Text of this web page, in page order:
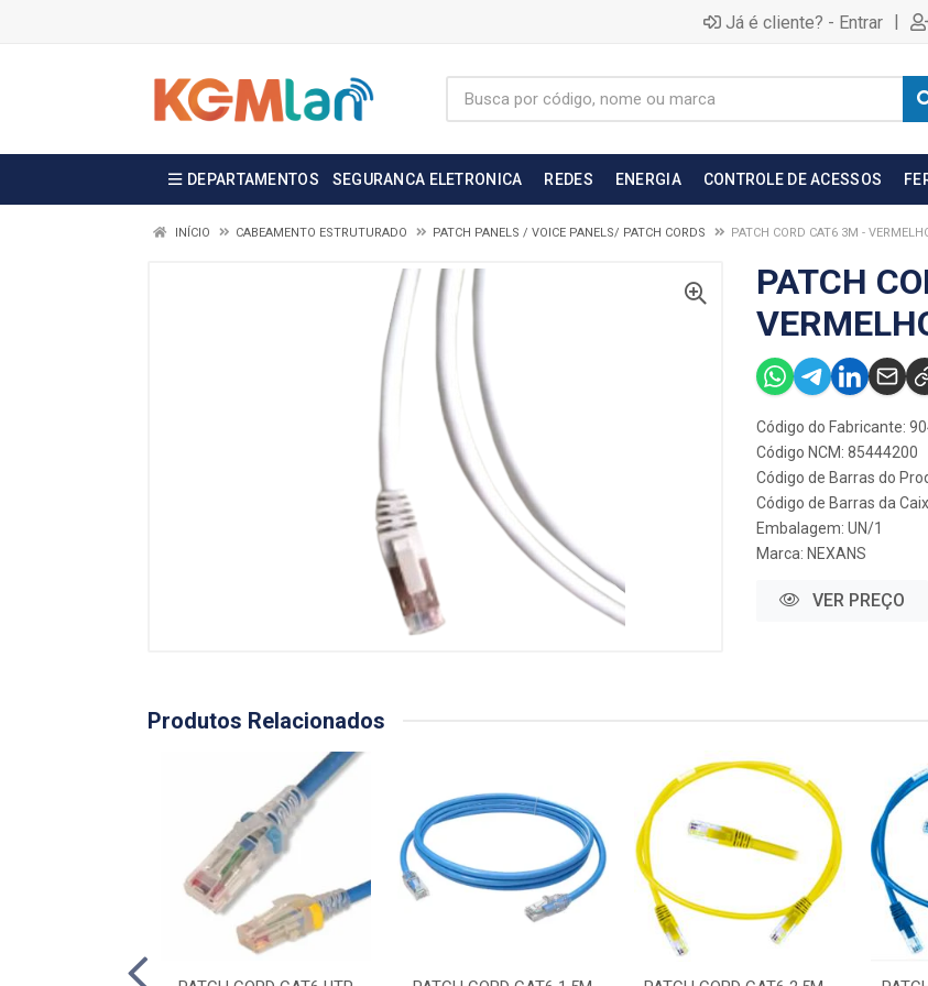
Já é cliente? - Entrar |
DEPARTAMENTOS SEGURANCA ELETRONICA REDES ENERGIA CONTROLE DE ACESSOS
INÍCIO CABEAMENTO ESTRUTURADO PATCH PANELS / VOICE PANELS/ PATCH CORDS PATCH CORD CAT6 3M -
PATCH
Código do Fabricante:
Código NCM: 85444200
Código de Barras do
Código de Barras da
Embalagem: UN/1
Marca: NEXANS
VER PREÇO
Produtos Relacionados